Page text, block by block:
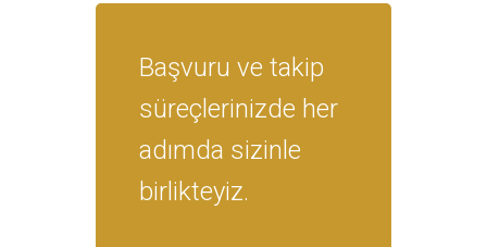
Başvuru ve takip
süreçlerinizde her
adımda sizinle
birlikteyiz.